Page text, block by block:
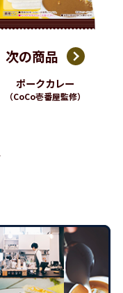
次の商品
ポークカレー
（CoCo壱番屋監修）